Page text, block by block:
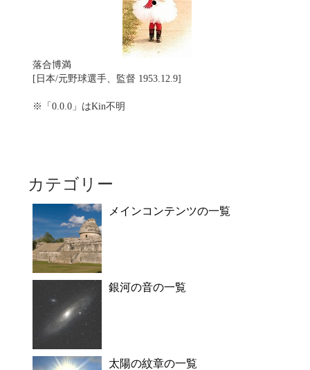
落合博満
[日本/元野球選手、監督 1953.12.9]
※「0.0.0」はKin不明
カテゴリー
メインコンテンツの一覧
銀河の音の一覧
太陽の紋章の一覧